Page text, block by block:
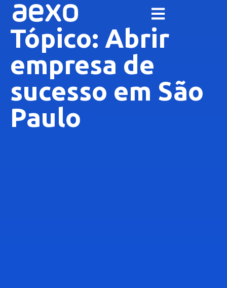
Tópico: Abrir
empresa de
sucesso em São
Paulo